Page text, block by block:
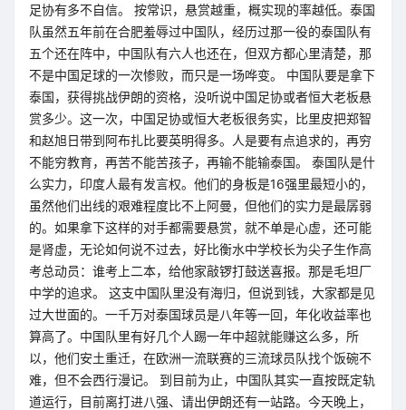
足协有多不自信。 按常识，悬赏越重，概实现的率越低。泰国
队虽然五年前在合肥羞辱过中国队，经历过那一役的泰国队有
五个还在阵中，中国队有六人也还在，但双方都心里清楚，那
不是中国足球的一次惨败，而只是一场哗变。 中国队要是拿下
泰国，获得挑战伊朗的资格，没听说中国足协或者恒大老板悬
赏多少。这一次，中国足协或恒大老板很务实，比里皮把郑智
和赵旭日带到阿布扎比要英明得多。人是要有点追求的，再穷
不能穷教育，再苦不能苦孩子，再输不能输泰国。 泰国队是什
么实力，印度人最有发言权。他们的身板是16强里最短小的，
虽然他们出线的艰难程度比不上阿曼，但他们的实力是最孱弱
的。如果拿下这样的对手都需要悬赏，就不单是心虚，还可能
是肾虚，无论如何说不过去，好比衡水中学校长为尖子生作高
考总动员：谁考上二本，给他家敲锣打鼓送喜报。那是毛坦厂
中学的追求。 这支中国队里没有海归，但说到钱，大家都是见
过大世面的。一千万对泰国球员是八年等一回，年化收益率也
算高了。中国队里有好几个人踢一年中超就能赚这么多，所
以，他们安土重迁，在欧洲一流联赛的三流球员队找个饭碗不
难，但不会西行漫记。 到目前为止，中国队其实一直按既定轨
道运行，目前离打进八强、请出伊朗还有一站路。今天晚上，